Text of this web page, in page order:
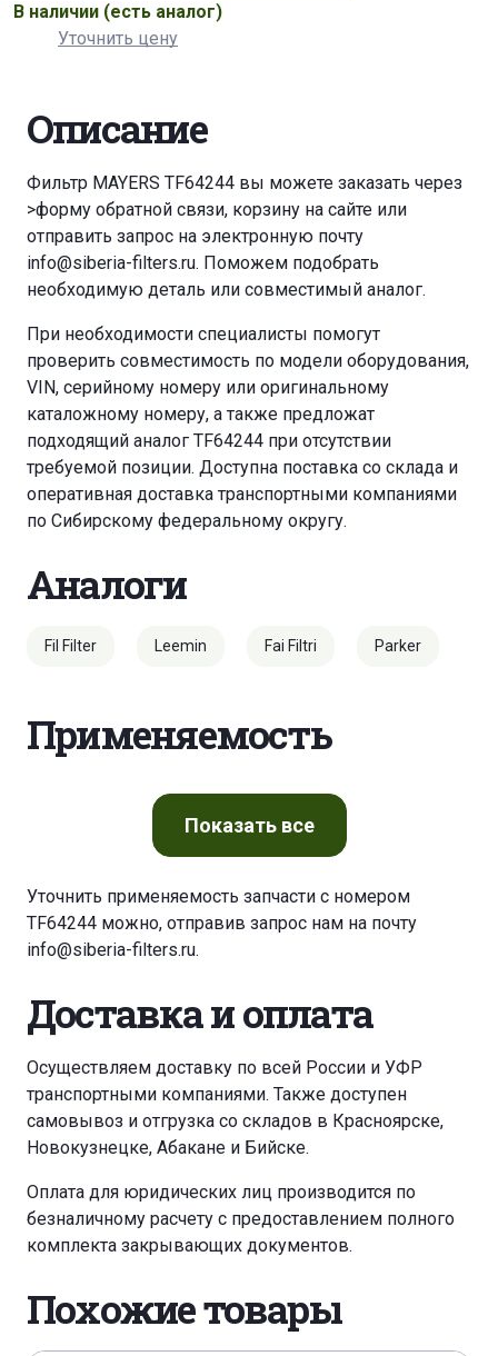
В наличии (есть аналог)
Уточнить цену
Описание
Фильтр MAYERS TF64244 вы можете заказать через
>форму обратной связи, корзину на сайте или
отправить запрос на электронную почту
info@siberia-filters.ru. Поможем подобрать
необходимую деталь или совместимый аналог.
При необходимости специалисты помогут
проверить совместимость по модели оборудования,
VIN, серийному номеру или оригинальному
каталожному номеру, а также предложат
подходящий аналог TF64244 при отсутствии
требуемой позиции. Доступна поставка со склада и
оперативная доставка транспортными компаниями
по Сибирскому федеральному округу.
Аналоги
Fil Filter Leemin Fai Filtri Parker
Применяемость
Показатьвсе
Уточнить применяемость запчасти с номером
TF64244 можно, отправив запрос нам на почту
info@siberia-filters.ru.
Доставка и оплата
Осуществляем доставку по всей России и УФР
транспортными компаниями. Также доступен
самовывоз и отгрузка со складов в Красноярске,
Новокузнецке, Абакане и Бийске.
Оплата для юридических лиц производится по
безналичному расчету с предоставлением полного
комплекта закрывающих документов.
Похожие товары